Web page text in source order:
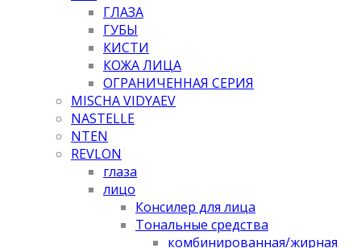
ГЛАЗА
ГУБЫ
КИСТИ
КОЖА ЛИЦА
ОГРАНИЧЕННАЯ СЕРИЯ
MISCHA VIDYAEV
NASTELLE
NTEN
REVLON
глаза
лицо
Консилер для лица
Тональные средства
комбинированная/жирная